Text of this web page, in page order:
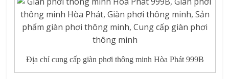
Địa chỉ cung cấp giàn phơi thông minh Hòa Phát 999B